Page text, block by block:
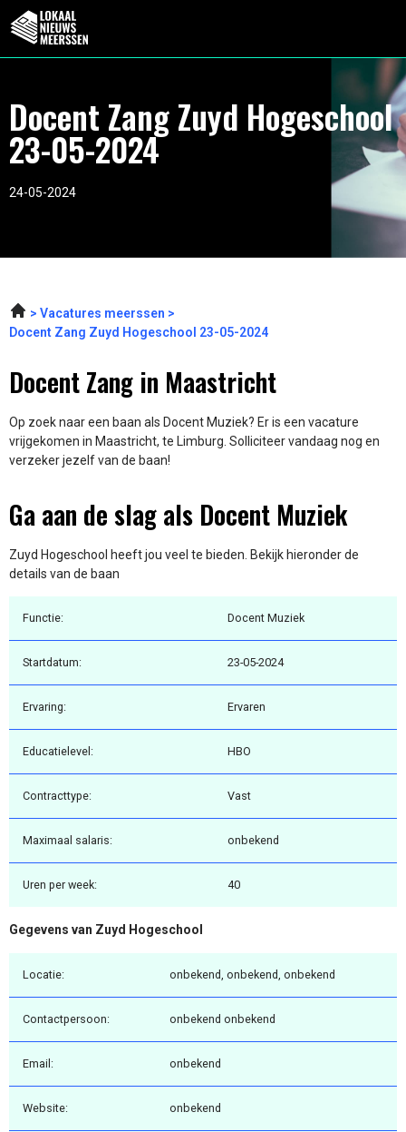
Docent Zang Zuyd Hogeschool
23-05-2024
24-05-2024
Vacatures meerssen
Docent Zang Zuyd Hogeschool 23-05-2024
Docent Zang in Maastricht
Op zoek naar een baan als Docent Muziek? Er is een vacature
vrijgekomen in Maastricht, te Limburg. Solliciteer vandaag nog en
verzeker jezelf van de baan!
Ga aan de slag als Docent Muziek
Zuyd Hogeschool heeft jou veel te bieden. Bekijk hieronder de
details van de baan
Functie: Docent Muziek
Startdatum: 23-05-2024
Ervaring: Ervaren
Educatielevel: HBO
Contracttype: Vast
Maximaal salaris: onbekend
Uren per week: 40
Gegevens van Zuyd Hogeschool
Locatie: onbekend, onbekend, onbekend
Contactpersoon: onbekend onbekend
Email: onbekend
Website: onbekend